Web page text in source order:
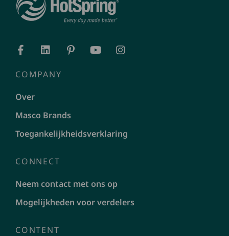
COMPANY
Over
Masco Brands
Toegankelijkheidsverklaring
CONNECT
Neem contact met ons op
Mogelijkheden voor verdelers
CONTENT